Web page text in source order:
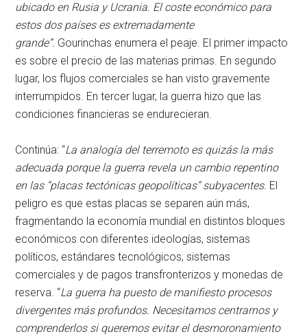
ubicado en Rusia y Ucrania. El coste económico para
estos dos países es extremadamente
grande”. Gourinchas enumera el peaje. El primer impacto
es sobre el precio de las materias primas. En segundo
lugar, los flujos comerciales se han visto gravemente
interrumpidos. En tercer lugar, la guerra hizo que las
condiciones financieras se endurecieran.
Continúa: “La analogía del terremoto es quizás la más
adecuada porque la guerra revela un cambio repentino
en las “placas tectónicas geopolíticas” subyacentes. El
peligro es que estas placas se separen aún más,
fragmentando la economía mundial en distintos bloques
económicos con diferentes ideologías, sistemas
políticos, estándares tecnológicos, sistemas
comerciales y de pagos transfronterizos y monedas de
reserva. “La guerra ha puesto de manifiesto procesos
divergentes más profundos. Necesitamos centrarnos y
comprenderlos si queremos evitar el desmoronamiento